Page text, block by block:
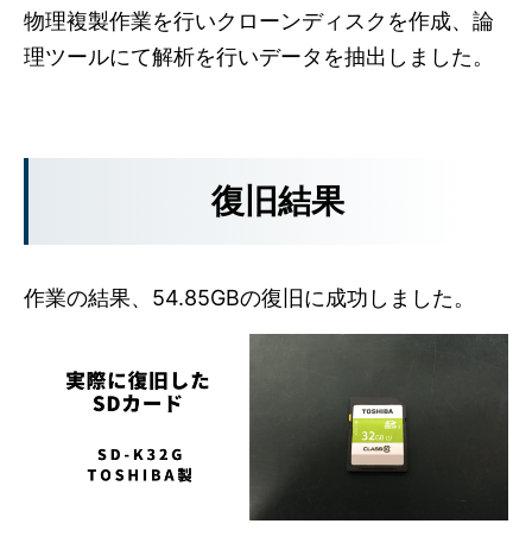
物理複製作業を行いクローンディスクを作成、論
理ツールにて解析を行いデータを抽出しました。
復旧結果
作業の結果、54.85GBの復旧に成功しました。